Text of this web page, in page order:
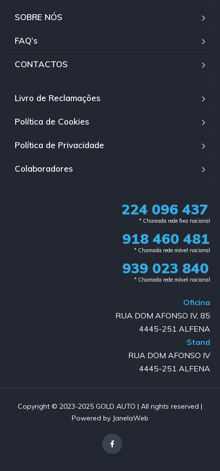
SOBRE NÓS
FAQ’s
CONTACTOS
Livro de Reclamações
Política de Cookies
Política de Privacidade
Colaboradores
224 096 437
* Chamada rede fixa nacional​
918 460 481
* Chamada rede móvel nacional
939 023 840​
* Chamada rede móvel nacional
Oficina
RUA DOM AFONSO IV, 85
4445-251 ALFENA
Stand
RUA DOM AFONSO IV
4445-251 ALFENA
Copyright © 2023-2025 GOLD AUTO | All rights reserved |
Powered by JanelaWeb